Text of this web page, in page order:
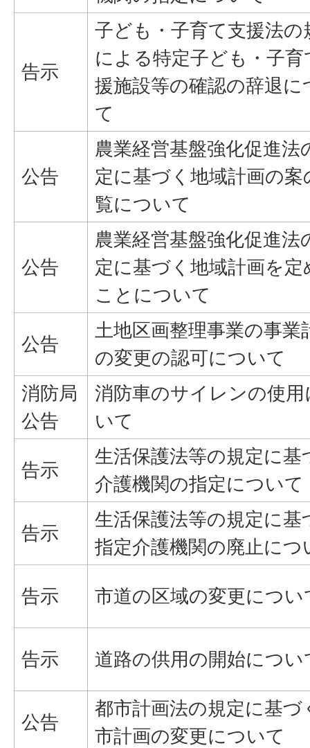
告示
子ども・子育て支援法の
による特定子ども・子育
援施設等の確認の辞退に
て
公告
農業経営基盤強化促進法
定に基づく地域計画の案
覧について
公告
農業経営基盤強化促進法
定に基づく地域計画を定
ことについて
公告
土地区画整理事業の事業
の変更の認可について
消防局
公告
消防車のサイレンの使用
いて
告示
生活保護法等の規定に基
介護機関の指定について
告示
生活保護法等の規定に基
指定介護機関の廃止につ
告示 市道の区域の変更につい
告示 道路の供用の開始につい
公告
都市計画法の規定に基づ
市計画の変更について